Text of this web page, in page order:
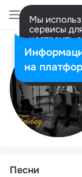
Мы
сервисы
настроить
Песни
на